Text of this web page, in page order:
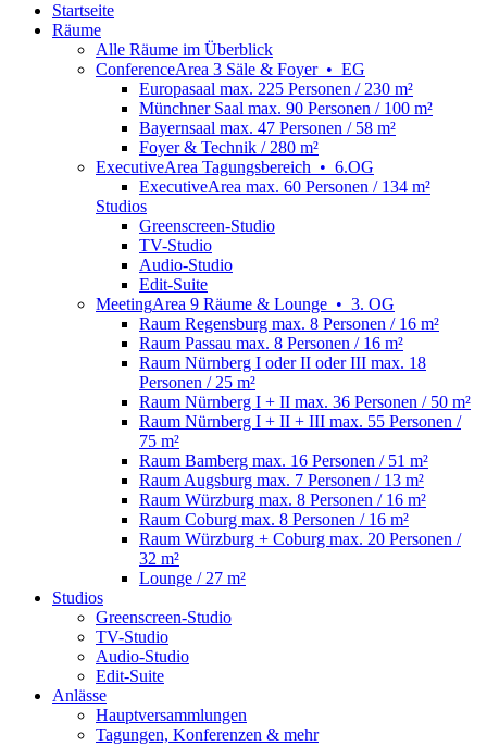
Startseite
Räume
Alle Räume im Überblick
ConferenceArea 3 Säle & Foyer • EG
Europasaal max. 225 Personen / 230 m²
Münchner Saal max. 90 Personen / 100 m²
Bayernsaal max. 47 Personen / 58 m²
Foyer & Technik / 280 m²
ExecutiveArea Tagungsbereich • 6.OG
ExecutiveArea max. 60 Personen / 134 m²
Studios
Greenscreen-Studio
TV-Studio
Audio-Studio
Edit-Suite
MeetingArea 9 Räume & Lounge • 3. OG
Raum Regensburg max. 8 Personen / 16 m²
Raum Passau max. 8 Personen / 16 m²
Raum Nürnberg I oder II oder III max. 18
Personen / 25 m²
Raum Nürnberg I + II max. 36 Personen / 50 m²
Raum Nürnberg I + II + III max. 55 Personen /
75 m²
Raum Bamberg max. 16 Personen / 51 m²
Raum Augsburg max. 7 Personen / 13 m²
Raum Würzburg max. 8 Personen / 16 m²
Raum Coburg max. 8 Personen / 16 m²
Raum Würzburg + Coburg max. 20 Personen /
32 m²
Lounge / 27 m²
Studios
Greenscreen-Studio
TV-Studio
Audio-Studio
Edit-Suite
Anlässe
Hauptversammlungen
Tagungen, Konferenzen & mehr